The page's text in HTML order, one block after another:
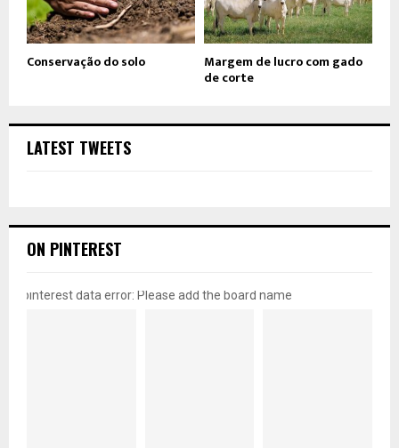
Conservação do solo Margem de lucro com gado
de corte
LATEST TWEETS
ON PINTEREST
pinterest data error: Please add the board name